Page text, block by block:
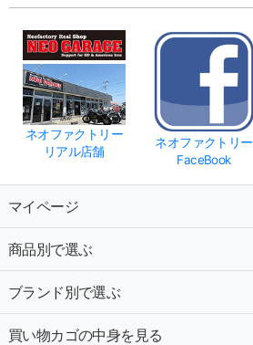
ネオファクトリー
リアル店舗
ネオファクトリー
FaceBook
マイページ
商品別で選ぶ
ブランド別で選ぶ
買い物カゴの中身を見る